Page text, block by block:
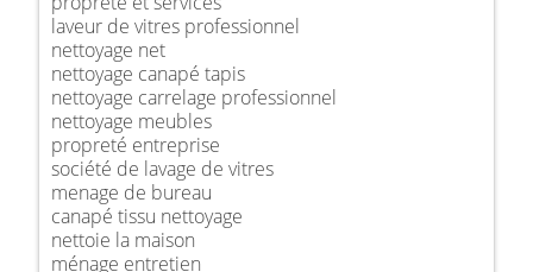
laveur de vitres professionnel
nettoyage net
nettoyage canapé tapis
nettoyage carrelage professionnel
nettoyage meubles
propreté entreprise
société de lavage de vitres
menage de bureau
canapé tissu nettoyage
nettoie la maison
ménage entretien